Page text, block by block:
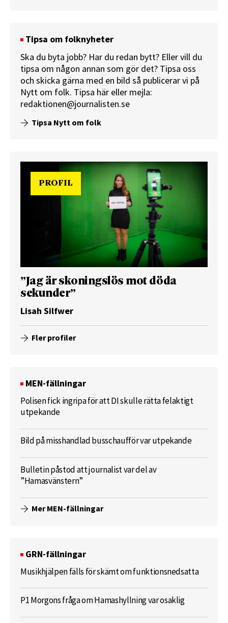
Tipsa om folknyheter
Ska du byta jobb? Har du redan bytt? Eller vill du
tipsa om någon annan som gör det? Tipsa oss
och skicka gärna med en bild så publicerar vi på
Nytt om folk. Tipsa här eller mejla:
redaktionen@journalisten.se
Tipsa Nytt om folk
PROFIL
”Jag är skoningslös mot döda
sekunder”
Lisah Silfwer
Fler profiler
MEN-fällningar
Polisen fick ingripa för att DI skulle rätta felaktigt
utpekande
Bild på misshandlad busschaufför var utpekande
Bulletin påstod att journalist var del av
”Hamasvänstern”
Mer MEN-fällningar
GRN-fällningar
Musikhjälpen fälls för skämt om funktionsnedsatta
P1 Morgons fråga om Hamashyllning var osaklig